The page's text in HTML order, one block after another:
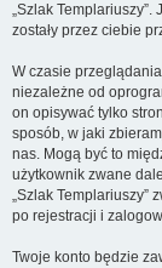
„Szlak
zostały przez ciebie
W czasie
niezależne od
on opisywać tylko
sposób, w jaki
nas. Mogą być to
użytkownik zwane
„Szlak Templariuszy”
po rejestracji i
Twoje konto będzie